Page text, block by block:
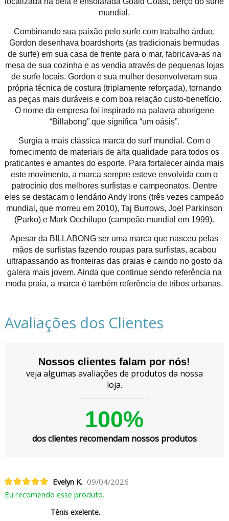
mundial.
Combinando sua paixão pelo surfe com trabalho árduo,
Gordon desenhava boardshorts (as tradicionais bermudas
de surfe) em sua casa de frente para o mar, fabricava-as na
mesa de sua cozinha e as vendia através de pequenas lojas
de surfe locais. Gordon e sua mulher desenvolveram sua
própria técnica de costura (triplamente reforçada), tornando
as peças mais duráveis e com boa relação custo-benefício.
O nome da empresa foi inspirado na palavra aborígene
“Billabong” que significa “um oásis”.
Surgia a mais clássica marca do surf mundial. Com o
fornecimento de materiais de alta qualidade para todos os
praticantes e amantes do esporte. Para fortalecer ainda mais
este movimento, a marca sempre esteve envolvida com o
patrocínio dos melhores surfistas e campeonatos. Dentre
eles se destacam o lendário Andy Irons (três vezes campeão
mundial, que morreu em 2010), Taj Burrows, Joel Parkinson
(Parko) e Mark Occhilupo (campeão mundial em 1999).
Apesar da BILLABONG ser uma marca que nasceu pelas
mãos de surfistas fazendo roupas para surfistas, acabou
ultrapassando as fronteiras das praias e caindo no gosto da
galera mais jovem. Ainda que continue sendo referência na
moda praia, a marca é também referência de tribos urbanas.
Avaliações dos Clientes
Nossos clientes falam por nós!
veja algumas avaliações de produtos da nossa
loja.
100%
dos clientes recomendam nossos produtos
Evelyn K. 09/04/2026
Eu recomendo esse produto.
Tênis exelente.